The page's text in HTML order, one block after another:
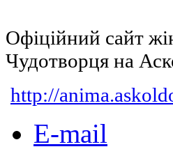
Офіційний сайт
Чудотворця на
http://
E-mail